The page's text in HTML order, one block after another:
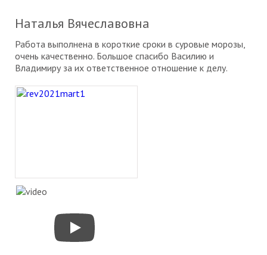
Наталья Вячеславовна
Работа выполнена в короткие сроки в суровые морозы,
очень качественно. Большое спасибо Василию и
Владимиру за их ответственное отношение к делу.